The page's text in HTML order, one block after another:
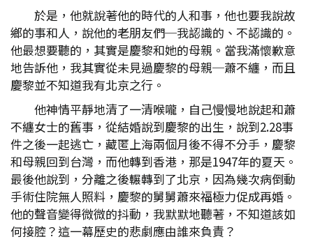
於是，他就說著他的時代的人和事，他也要我說故
鄉的事和人，說他的老朋友們─我認識的、不認識的。
他最想要聽的，其實是慶黎和她的母親。當我滿懷歉意
地告訴他，我其實從未見過慶黎的母親─蕭不纏，而且
慶黎並不知道我有北京之行。
他神情平靜地清了一清喉嚨，自己慢慢地說起和蕭
不纏女士的舊事，從結婚說到慶黎的出生，說到2.28事
件之後一起逃亡，藏匿上海兩個月後不得不分手，慶黎
和母親回到台灣，而他轉到香港，那是1947年的夏天。
最後他說到，分離之後輾轉到了北京，因為幾次病倒動
手術住院無人照料，慶黎的舅舅蕭來福極力促成再婚。
他的聲音變得微微的抖動，我默默地聽著，不知道該如
何接腔？這一幕歷史的悲劇應由誰來負責？